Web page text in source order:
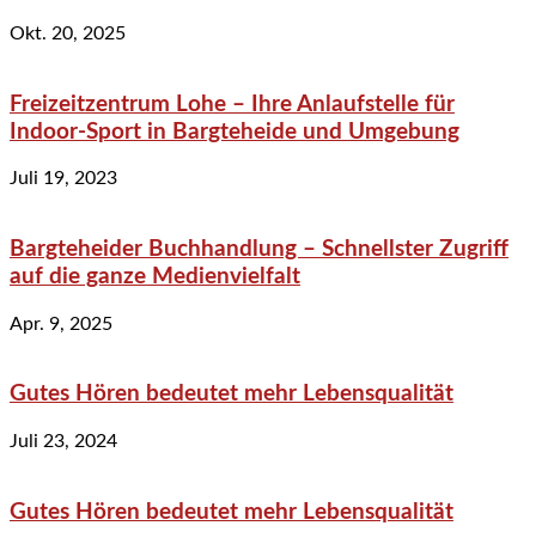
Okt. 20, 2025
Freizeitzentrum Lohe – Ihre Anlaufstelle für
Indoor-Sport in Bargteheide und Umgebung
Juli 19, 2023
Bargteheider Buchhandlung – Schnellster Zugriff
auf die ganze Medienvielfalt
Apr. 9, 2025
Gutes Hören bedeutet mehr Lebensqualität
Juli 23, 2024
Gutes Hören bedeutet mehr Lebensqualität